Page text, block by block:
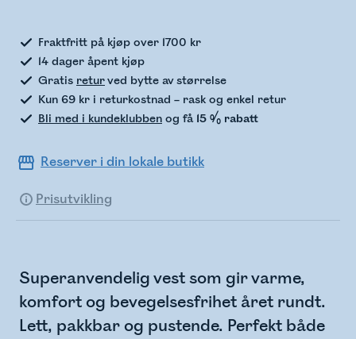
Fraktfritt på kjøp over 1700 kr
14 dager åpent kjøp
Gratis returved bytte av størrelse
Kun 69 kr i returkostnad – rask og enkel retur
Bli med i kundeklubben og få 15 % rabatt
Reserver i din lokale butikk
Prisutvikling
Superanvendelig vest som gir varme,
komfort og bevegelsesfrihet året rundt.
Lett, pakkbar og pustende. Perfekt både